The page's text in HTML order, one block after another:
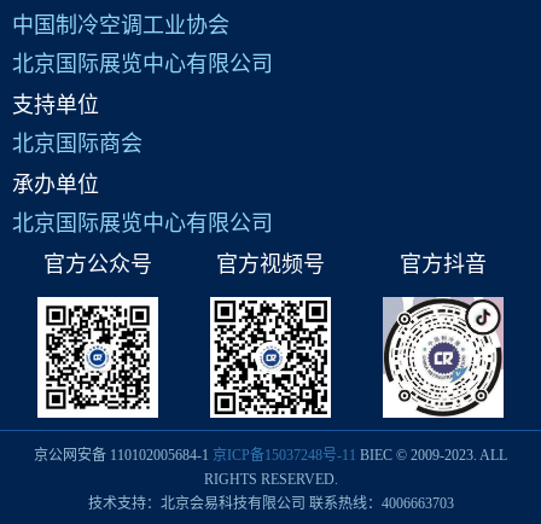
中国制冷空调工业协会
北京国际展览中心有限公司
支持单位
北京国际商会
承办单位
北京国际展览中心有限公司
官方公众号
官方视频号 官方抖音
京公网安备 110102005684-1 京ICP备15037248号-11 BIEC © 2009-2023. ALL
RIGHTS RESERVED.
技术支持：北京会易科技有限公司 联系热线：4006663703